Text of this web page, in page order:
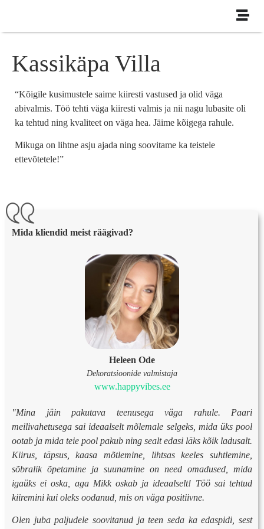
Kassikäpa Villa
“Kõigile kusimustele saime kiiresti vastused ja olid väga
abivalmis. Töö tehti väga kiiresti valmis ja nii nagu lubasite oli
ka tehtud ning kvaliteet on väga hea. Jäime kõigega rahule.
Mikuga on lihtne asju ajada ning soovitame ka teistele
ettevõtetele!”
Mida kliendid meist räägivad?
Heleen Ode
Dekoratsioonide valmistaja
www.happyvibes.ee
"Mina jäin pakutava teenusega väga rahule. Paari
meilivahetusega sai ideaalselt mõlemale selgeks, mida üks pool
ootab ja mida teie pool pakub ning sealt edasi läks kõik ladusalt.
Kiirus, täpsus, kaasa mõtlemine, lihtsas keeles suhtlemine,
sõbralik õpetamine ja suunamine on need omadused, mida
igaüks ei oska, aga Mikk oskab ja ideaalselt! Töö sai tehtud
kiiremini kui oleks oodanud, mis on väga positiivne.
Olen juba paljudele soovitanud ja teen seda ka edaspidi, sest